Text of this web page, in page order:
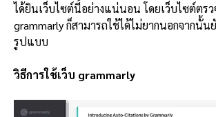
ได้ยินเว็บไซต์นี้อย่างแน่นอน โดยเว็บไซต์ตรว
grammarly ก็สามารถใช้ได้ไม่ยากนอกจากนั้น
รูปแบบ
วิธีการใช้เว็บ grammarly